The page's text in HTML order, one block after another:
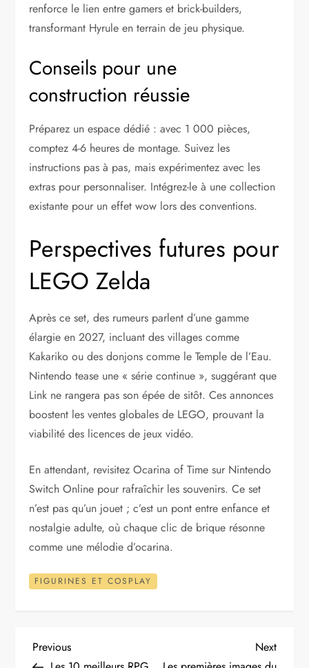
renforce le lien entre gamers et brick-builders,
transformant Hyrule en terrain de jeu physique.
Conseils pour une
construction réussie
Préparez un espace dédié : avec 1 000 pièces,
comptez 4-6 heures de montage. Suivez les
instructions pas à pas, mais expérimentez avec les
extras pour personnaliser. Intégrez-le à une collection
existante pour un effet wow lors des conventions.
Perspectives futures pour
LEGO Zelda
Après ce set, des rumeurs parlent d’une gamme
élargie en 2027, incluant des villages comme
Kakariko ou des donjons comme le Temple de l’Eau.
Nintendo tease une « série continue », suggérant que
Link ne rangera pas son épée de sitôt. Ces annonces
boostent les ventes globales de LEGO, prouvant la
viabilité des licences de jeux vidéo.
En attendant, revisitez Ocarina of Time sur Nintendo
Switch Online pour rafraîchir les souvenirs. Ce set
n’est pas qu’un jouet ; c’est un pont entre enfance et
nostalgie adulte, où chaque clic de brique résonne
comme une mélodie d’ocarina.
FIGURINES ET COSPLAY
N
Previous
Previous
Next
Next